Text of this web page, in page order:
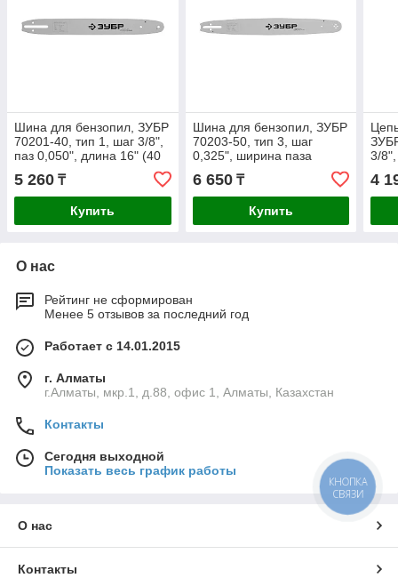
Шина для бензопил, ЗУБР
70201-40, тип 1, шаг 3/8",
паз 0,050", длина 16" (40
см) (70201-40)
5 260 ₸
Купить
Шина для бензопил, ЗУБР
70203-50, тип 3, шаг
0,325", ширина паза
0,050", длина 20"(50 см)
(70203-50)
6 650₸
Купить
3/
4
О нас
Рейтинг не сформирован
Менее 5 отзывов за последний год
Работает с 14.01.2015
г. Алматы
г.Алматы, мкр.1, д.88, офис 1, Алматы, Казахстан
Контакты
Сегодня выходной
Показать весь график работы
О нас
Контакты
КНОПКА
СВЯЗИ